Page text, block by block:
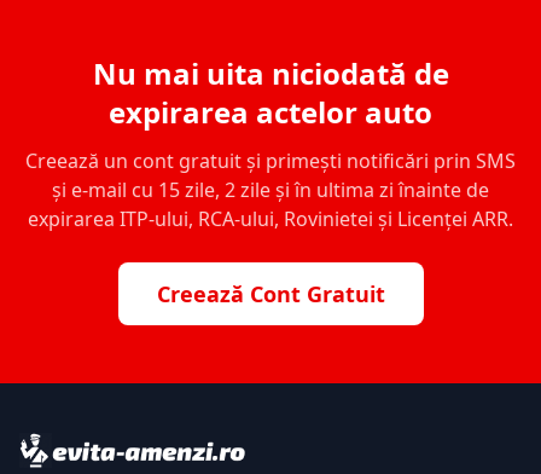
Nu mai uita niciodată de
expirarea actelor auto
Creează un cont gratuit și primești notificări prin SMS
și e-mail cu 15 zile, 2 zile și în ultima zi înainte de
expirarea ITP-ului, RCA-ului, Rovinietei și Licenței ARR.
Creează Cont Gratuit